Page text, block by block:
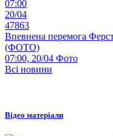
07:00
20/04
47863
Впевнена перемога
(ФОТО)
07:00, 20/04 Фото
Всі новини
Відео матеріали